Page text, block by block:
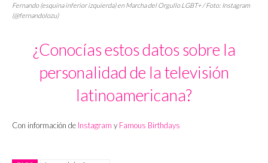
Fernando (esquina inferior izquierda) en Marcha del Orgullo LGBT+ / Foto: Instagram
(@fernandolozu)
¿Conocías estos datos sobre la
personalidad de la televisión
latinoamericana?
Con información de Instagram y Famous Birthdays